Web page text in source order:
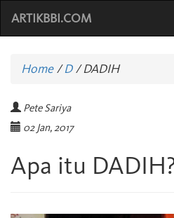
ARTIKBBI.COM
Home/D /DADIH
Pete Sariya
02 Jan, 2017
Apa itu